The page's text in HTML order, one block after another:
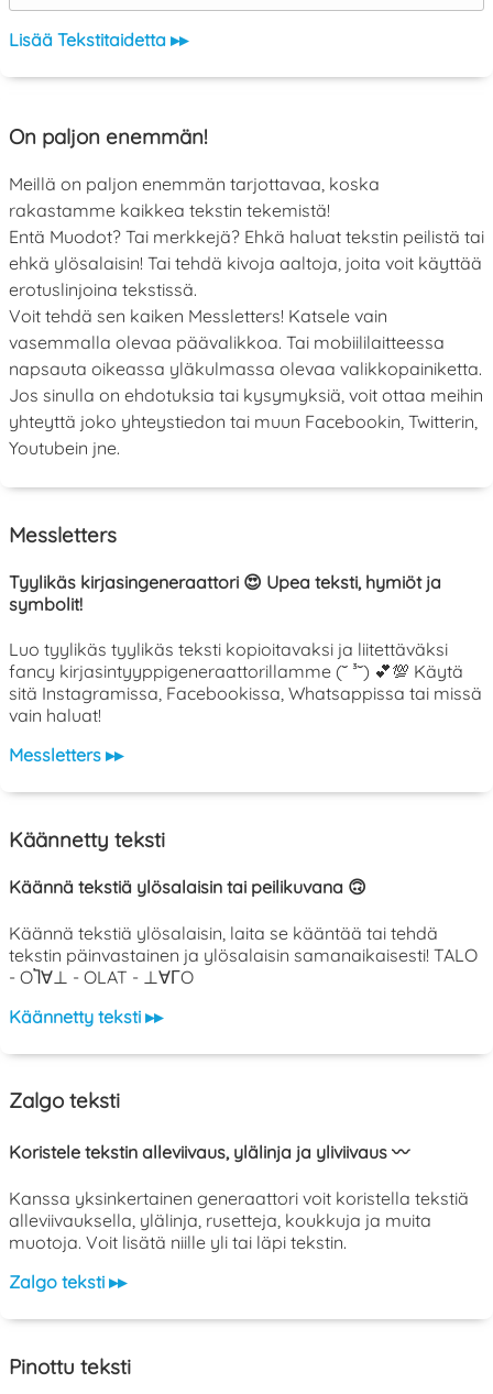
Lisää Tekstitaidetta ▸▸
On paljon enemmän!
Meillä on paljon enemmän tarjottavaa, koska
rakastamme kaikkea tekstin tekemistä!
Entä Muodot? Tai merkkejä? Ehkä haluat tekstin peilistä tai
ehkä ylösalaisin! Tai tehdä kivoja aaltoja, joita voit käyttää
erotuslinjoina tekstissä.
Voit tehdä sen kaiken Messletters! Katsele vain
vasemmalla olevaa päävalikkoa. Tai mobiililaitteessa
napsauta oikeassa yläkulmassa olevaa valikkopainiketta.
Jos sinulla on ehdotuksia tai kysymyksiä, voit ottaa meihin
yhteyttä joko yhteystiedon tai muun Facebookin, Twitterin,
Youtubein jne.
Messletters
Tyylikäs kirjasingeneraattori 😍 Upea teksti, hymiöt ja
symbolit!
Luo tyylikäs tyylikäs teksti kopioitavaksi ja liitettäväksi
fancy kirjasintyyppigeneraattorillamme (˘ ³˘) 💕💯 Käytä
sitä Instagramissa, Facebookissa, Whatsappissa tai missä
vain haluat!
Messletters ▸▸
Käännetty teksti
Käännä tekstiä ylösalaisin tai peilikuvana 🙃
Käännä tekstiä ylösalaisin, laita se kääntää tai tehdä
tekstin päinvastainen ja ylösalaisin samanaikaisesti! TALO
- OႨ∀⊥ - OLAT - ⊥∀ΓO
Käännetty teksti ▸▸
Zalgo teksti
Koristele tekstin alleviivaus, ylälinja ja yliviivaus 〰️
Kanssa yksinkertainen generaattori voit koristella tekstiä
alleviivauksella, ylälinja, rusetteja, koukkuja ja muita
muotoja. Voit lisätä niille yli tai läpi tekstin.
Zalgo teksti ▸▸
Pinottu teksti